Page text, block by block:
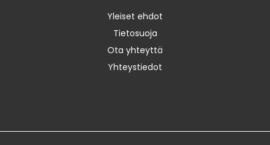
Yleiset ehdot
Tietosuoja
Ota yhteyttä
Yhteystiedot